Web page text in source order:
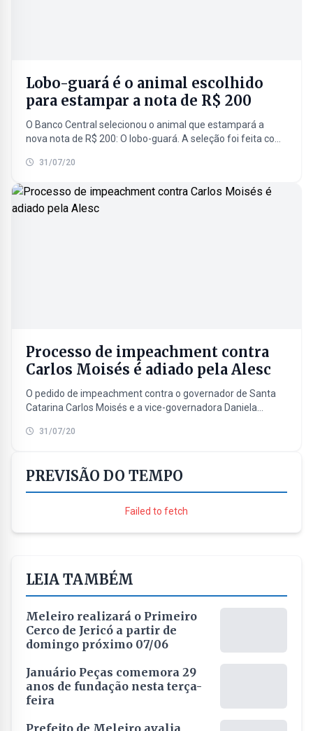
Lobo-guará é o animal escolhido
para estampar a nota de R$ 200
O Banco Central selecionou o animal que estampará a
nova nota de R$ 200: O lobo-guará. A seleção foi feita com
31/07/20
Processo de impeachment contra
Carlos Moisés é adiado pela Alesc
O pedido de impeachment contra o governador de Santa
Catarina Carlos Moisés e a vice-governadora Daniela
adiado....
31/07/20
PREVISÃO DO TEMPO
Failed to fetch
LEIA TAMBÉM
Meleiro realizará o Primeiro
Cerco de Jericó a partir de
domingo próximo 07/06
Januário Peças comemora 29
anos de fundação nesta terça-
feira
Prefeito de Meleiro avalia